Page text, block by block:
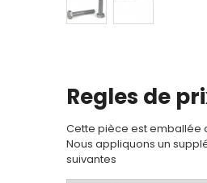
Regles de
Cette pièce est emballée
Nous appliquons un
suivantes